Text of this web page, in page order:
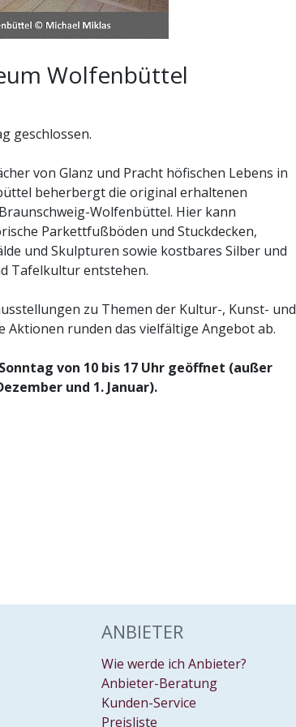
Wolfenbüttel
geschlossen.
von Glanz und Pracht höfischen Lebens in
beherbergt die original erhaltenen
Wolfenbüttel. Hier kann
Parkettfußböden und Stuckdecken,
und Skulpturen sowie kostbares Silber und
Tafelkultur entstehen.
zu Themen der Kultur-, Kunst- und
Aktionen runden das vielfältige Angebot ab.
von 10 bis 17 Uhr geöffnet (außer
und 1. Januar).
ANBIETER
Wie werde ich Anbieter?
Anbieter-Beratung
Kunden-Service
Preisliste